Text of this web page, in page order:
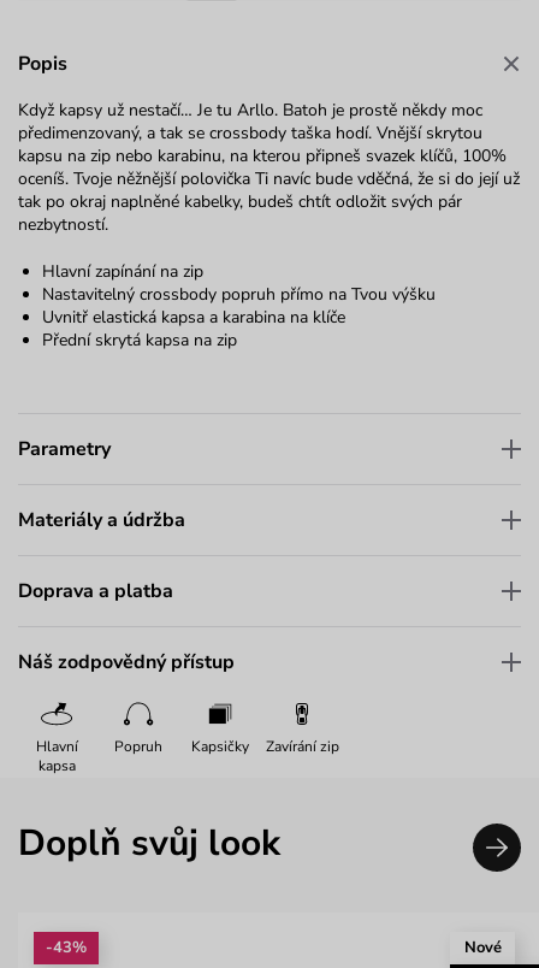
Popis
Když kapsy už nestačí… Je tu Arllo. Batoh je prostě někdy moc
předimenzovaný, a tak se crossbody taška hodí. Vnější skrytou
kapsu na zip nebo karabinu, na kterou připneš svazek klíčů, 100%
oceníš. Tvoje něžnější polovička Ti navíc bude vděčná, že si do její už
tak po okraj naplněné kabelky, budeš chtít odložit svých pár
nezbytností.
Hlavní zapínání na zip
Nastavitelný crossbody popruh přímo na Tvou výšku
Uvnitř elastická kapsa a karabina na klíče
Přední skrytá kapsa na zip
Parametry
Materiály a údržba
Doprava a platba
Náš zodpovědný přístup
Hlavní
kapsa
Popruh Kapsičky Zavírání zip
Doplň svůj look
-43% Nové